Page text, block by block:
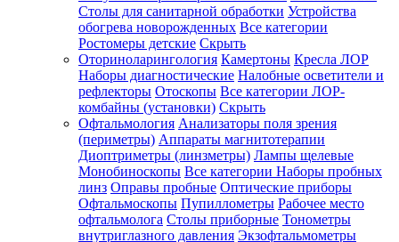
Столы для санитарной обработки Устройства
обогрева новорожденных Все категории
Ростомеры детские Скрыть
Оториноларингология Камертоны Кресла ЛОР
Наборы диагностические Налобные осветители и
рефлекторы Отоскопы Все категории ЛОР-
комбайны (установки) Скрыть
Офтальмология Анализаторы поля зрения
(периметры) Аппараты магнитотерапии
Диоптриметры (линзметры) Лампы щелевые
Монобиноскопы Все категории Наборы пробных
линз Оправы пробные Оптические приборы
Офтальмоскопы Пупиллометры Рабочее место
офтальмолога Столы приборные Тонометры
внутриглазного давления Экзофтальмометры